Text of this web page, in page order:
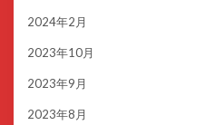
2024年2月
2023年10月
2023年9月
2023年8月